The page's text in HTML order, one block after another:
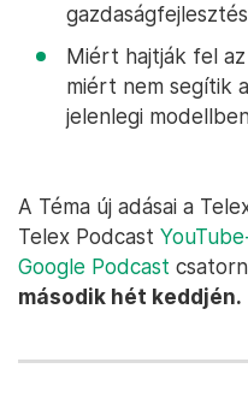
Miért hajtják fel
miért nem segítik
jelenlegi
A Téma új adásai a
Telex Podcast
Google Podcast
második hét keddjén.